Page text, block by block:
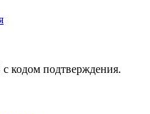
кодом подтверждения.